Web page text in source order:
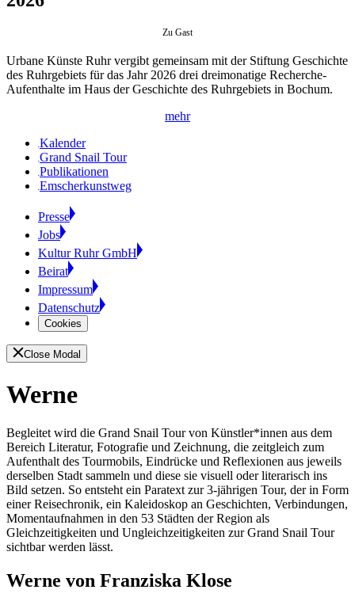
Zu Gast
Urbane Künste Ruhr vergibt gemeinsam mit der Stiftung Geschichte
des Ruhrgebiets für das Jahr 2026 drei dreimonatige Recherche-
Aufenthalte im Haus der Geschichte des Ruhrgebiets in Bochum.
mehr
Kalender
Grand Snail Tour
Publikationen
Emscherkunstweg
Presse
Jobs
Kultur Ruhr GmbH
Beirat
Impressum
Datenschutz
Cookies
Close Modal
Werne
Begleitet wird die Grand Snail Tour von Künstler*innen aus dem
Bereich Literatur, Fotografie und Zeichnung, die zeitgleich zum
Aufenthalt des Tourmobils, Eindrücke und Reflexionen aus jeweils
derselben Stadt sammeln und diese sie visuell oder literarisch ins
Bild setzen. So entsteht ein Paratext zur 3-jährigen Tour, der in Form
einer Reisechronik, ein Kaleidoskop an Geschichten, Verbindungen,
Momentaufnahmen in den 53 Städten der Region als
Gleichzeitigkeiten und Ungleichzeitigkeiten zur Grand Snail Tour
sichtbar werden lässt.
Werne von Franziska Klose